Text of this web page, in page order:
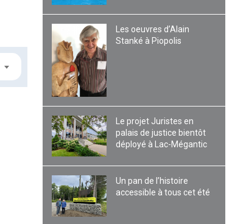
Les oeuvres d’Alain
Stanké à Piopolis
Le projet Juristes en
palais de justice bientôt
déployé à Lac-Mégantic
Un pan de l’histoire
accessible à tous cet été